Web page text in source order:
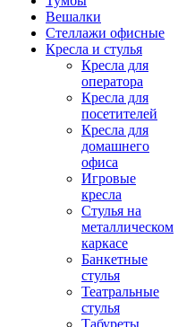
Вешалки
Стеллажи офисные
Кресла и стулья
Кресла для
оператора
Кресла для
посетителей
Кресла для
домашнего
офиса
Игровые
кресла
Стулья на
металлическом
каркасе
Банкетные
стулья
Театральные
стулья
Табуреты